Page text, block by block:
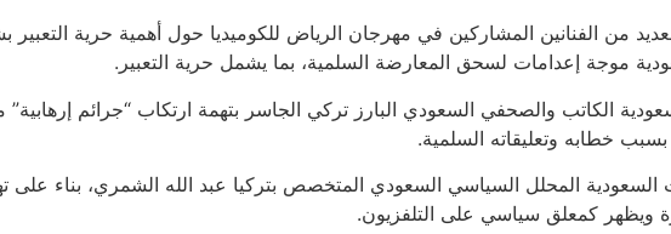
من الفنانين المشاركين في مهرجان الرياض للكوميديا حول أهمية حرية
السعودية الكاتب والصحفي السعودي البارز تركي الجاسر بتهمة ارتكاب “جرائم
خطابه وتعليقاته السلمية.
أعدمت السلطات السعودية المحلل السياسي السعودي المتخصص بتركيا عبد الله الشمري،
ويظهر كمعلق سياسي على التلفزيون.